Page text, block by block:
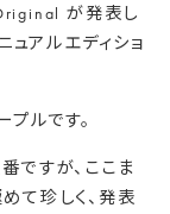
が発表し
ュアルエディショ
ルです。
ですが、 ここま
て珍しく、 発表